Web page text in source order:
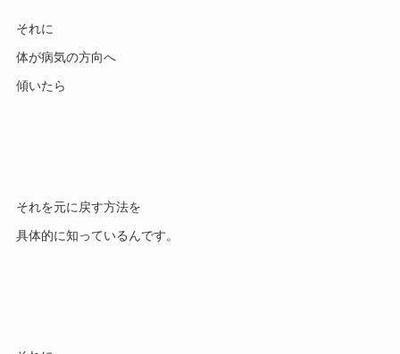
それに
体が病気の方向へ
傾いたら
それを元に戻す方法を
具体的に知っているんです。